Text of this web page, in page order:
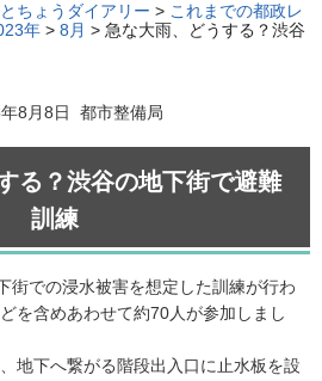
とちょうダイアリー > これまでの都政レ
年 > 8月 > 急な大雨、どうする？渋谷
8月8日 都市整備局
る？渋谷の地下街で避難
訓練
街での浸水被害を想定した訓練が行わ
を含めあわせて約70人が参加しまし
地下へ繋がる階段出入口に止水板を設